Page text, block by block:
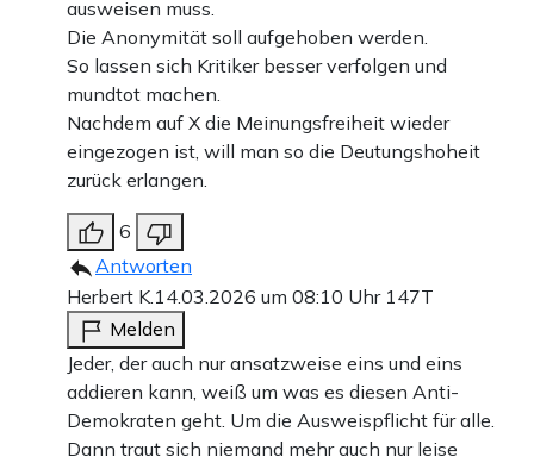
ausweisen muss.
Die Anonymität soll aufgehoben werden.
So lassen sich Kritiker besser verfolgen und
mundtot machen.
Nachdem auf X die Meinungsfreiheit wieder
eingezogen ist, will man so die Deutungshoheit
zurück erlangen.
6
Antworten
Herbert K. 14.03.2026 um 08:10 Uhr 147T
Melden
Jeder, der auch nur ansatzweise eins und eins
addieren kann, weiß um was es diesen Anti-
Demokraten geht. Um die Ausweispflicht für alle.
Dann traut sich niemand mehr auch nur leise